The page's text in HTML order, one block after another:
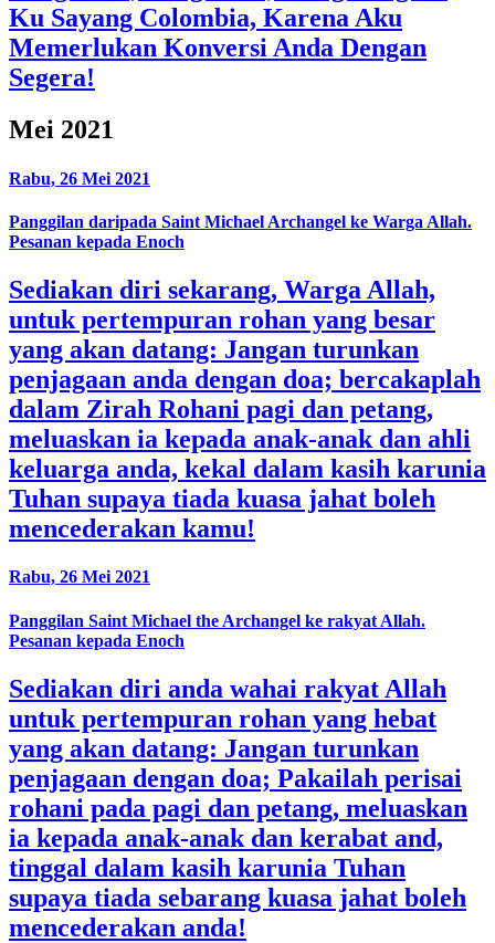
Ku Sayang Colombia, Karena Aku
Memerlukan Konversi Anda Dengan
Segera!
Mei 2021
Rabu, 26 Mei 2021
Panggilan daripada Saint Michael Archangel ke Warga Allah.
Pesanan kepada Enoch
Sediakan diri sekarang, Warga Allah,
untuk pertempuran rohan yang besar
yang akan datang: Jangan turunkan
penjagaan anda dengan doa; bercakaplah
dalam Zirah Rohani pagi dan petang,
meluaskan ia kepada anak-anak dan ahli
keluarga anda, kekal dalam kasih karunia
Tuhan supaya tiada kuasa jahat boleh
mencederakan kamu!
Rabu, 26 Mei 2021
Panggilan Saint Michael the Archangel ke rakyat Allah.
Pesanan kepada Enoch
Sediakan diri anda wahai rakyat Allah
untuk pertempuran rohan yang hebat
yang akan datang: Jangan turunkan
penjagaan dengan doa; Pakailah perisai
rohani pada pagi dan petang, meluaskan
ia kepada anak-anak dan kerabat and,
tinggal dalam kasih karunia Tuhan
supaya tiada sebarang kuasa jahat boleh
mencederakan anda!